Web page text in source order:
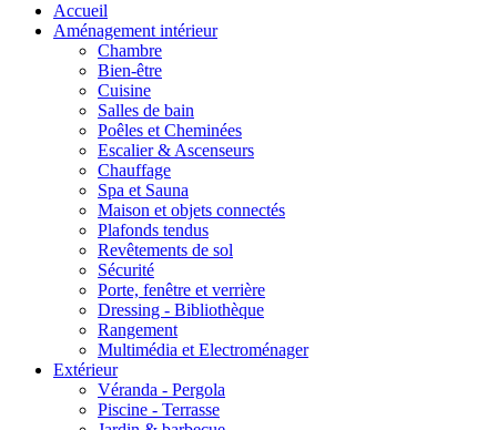
Accueil
Aménagement intérieur
Chambre
Bien-être
Cuisine
Salles de bain
Poêles et Cheminées
Escalier & Ascenseurs
Chauffage
Spa et Sauna
Maison et objets connectés
Plafonds tendus
Revêtements de sol
Sécurité
Porte, fenêtre et verrière
Dressing - Bibliothèque
Rangement
Multimédia et Electroménager
Extérieur
Véranda - Pergola
Piscine - Terrasse